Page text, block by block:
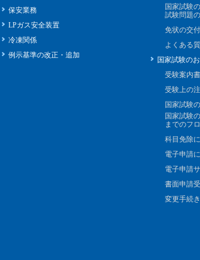
保安業務
LPガス安全装置
冷凍関係
例示基準の改正・追加
国家試験
試験問題
免状の交
よくある
国家試験の
受験案内
受験上の
国家試験
国家試験
までのフ
科目免除
電子申請
電子申請
書面申請
変更手続